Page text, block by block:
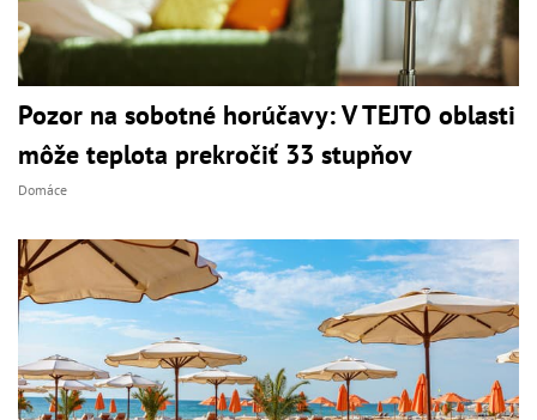
Pozor na sobotné horúčavy: V TEJTO oblasti
môže teplota prekročiť 33 stupňov
Domáce